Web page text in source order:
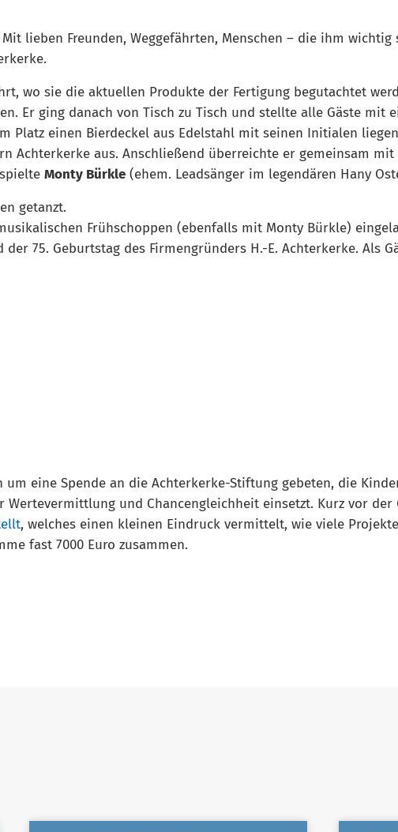
lieben Freunden, Weggefährten, Menschen – die ihm wichtig
wo sie die aktuellen Produkte der Fertigung begutachtet
Er ging danach von Tisch zu Tisch und stellte alle Gäste mit
Platz einen Bierdeckel aus Edelstahl mit seinen Initialen
Achterkerke aus. Anschließend überreichte er gemeinsam
Monty Bürkle (ehem. Leadsänger im legendären Hany
getanzt.
Frühschoppen (ebenfalls mit Monty Bürkle)
75. Geburtstag des Firmengründers H.-E. Achterkerke. Als
eine Spende an die Achterkerke-Stiftung gebeten, die
und Chancengleichheit einsetzt. Kurz vor
, welches einen kleinen Eindruck vermittelt, wie viele
fast 7000 Euro zusammen.